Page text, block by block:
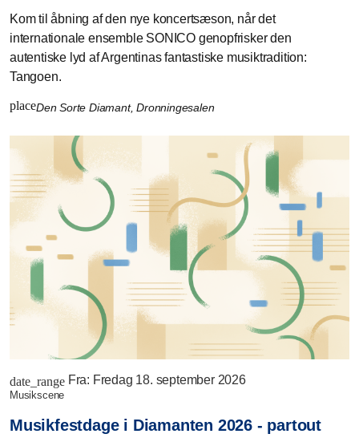
Kom til åbning af den nye koncertsæson, når det
internationale ensemble SONICO genopfrisker den
autentiske lyd af Argentinas fantastiske musiktradition:
Tangoen.
placeDen Sorte Diamant, Dronningesalen
date_range Fra: Fredag 18. september 2026
musikscene
Musikfestdage i Diamanten 2026 - partout